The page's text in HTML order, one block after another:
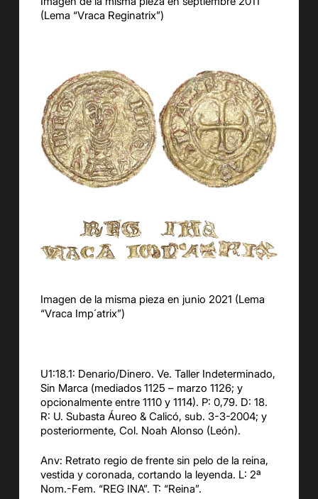
(Lema “Vraca Reginatrix”)
Imagen de la misma pieza en junio 2021 (Lema
“Vraca Imp´atrix”)
U1:18.1: Denario/Dinero. Ve. Taller Indeterminado,
Sin Marca (mediados 1125 – marzo 1126; y
opcionalmente entre 1110 y 1114). P: 0,79. D: 18.
R: U. Subasta Áureo & Calicó, sub. 3-3-2004; y
posteriormente, Col. Noah Alonso (León).
Anv: Retrato regio de frente sin pelo de la reina,
vestida y coronada, cortando la leyenda. L: 2ª
Nom.-Fem. “REG INA”. T: “Reina”.